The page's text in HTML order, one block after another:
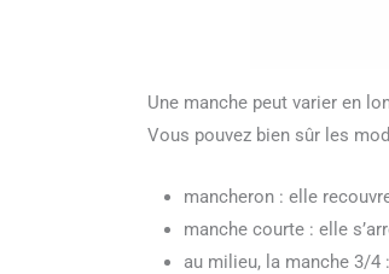
Une manche peut varier en
Vous pouvez bien sûr les
mancheron : elle
manche courte : elle
au milieu, la manche 3/4